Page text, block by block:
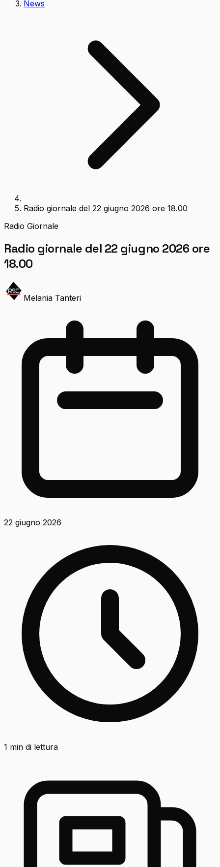
News
Radio giornale del 22 giugno 2026 ore 18.00
Radio Giornale
Radio giornale del 22 giugno 2026 ore
18.00
Melania Tanteri
22 giugno 2026
1 min di lettura